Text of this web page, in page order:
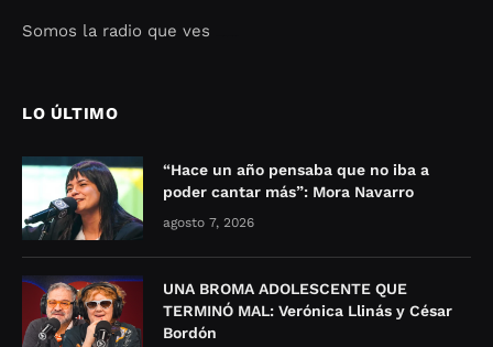
Somos la radio que ves
LO ÚLTIMO
“Hace un año pensaba que no iba a
poder cantar más”: Mora Navarro
agosto 7, 2026
UNA BROMA ADOLESCENTE QUE
TERMINÓ MAL: Verónica Llinás y César
Bordón